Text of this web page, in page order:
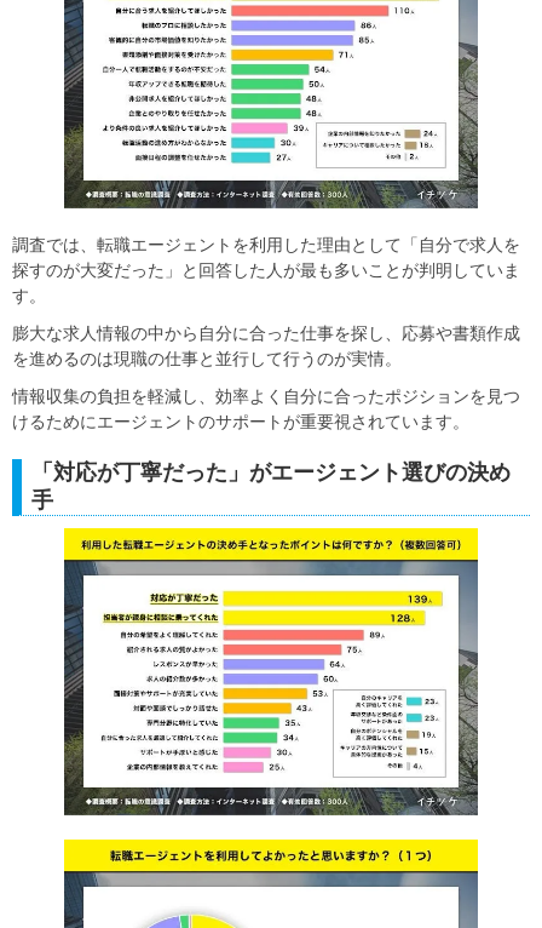
調査では、転職エージェントを利用した理由として「自分で求人を
探すのが大変だった」と回答した人が最も多いことが判明していま
す。
膨大な求人情報の中から自分に合った仕事を探し、応募や書類作成
を進めるのは現職の仕事と並行して行うのが実情。
情報収集の負担を軽減し、効率よく自分に合ったポジションを見つ
けるためにエージェントのサポートが重要視されています。
「対応が丁寧だった」がエージェント選びの決め
手